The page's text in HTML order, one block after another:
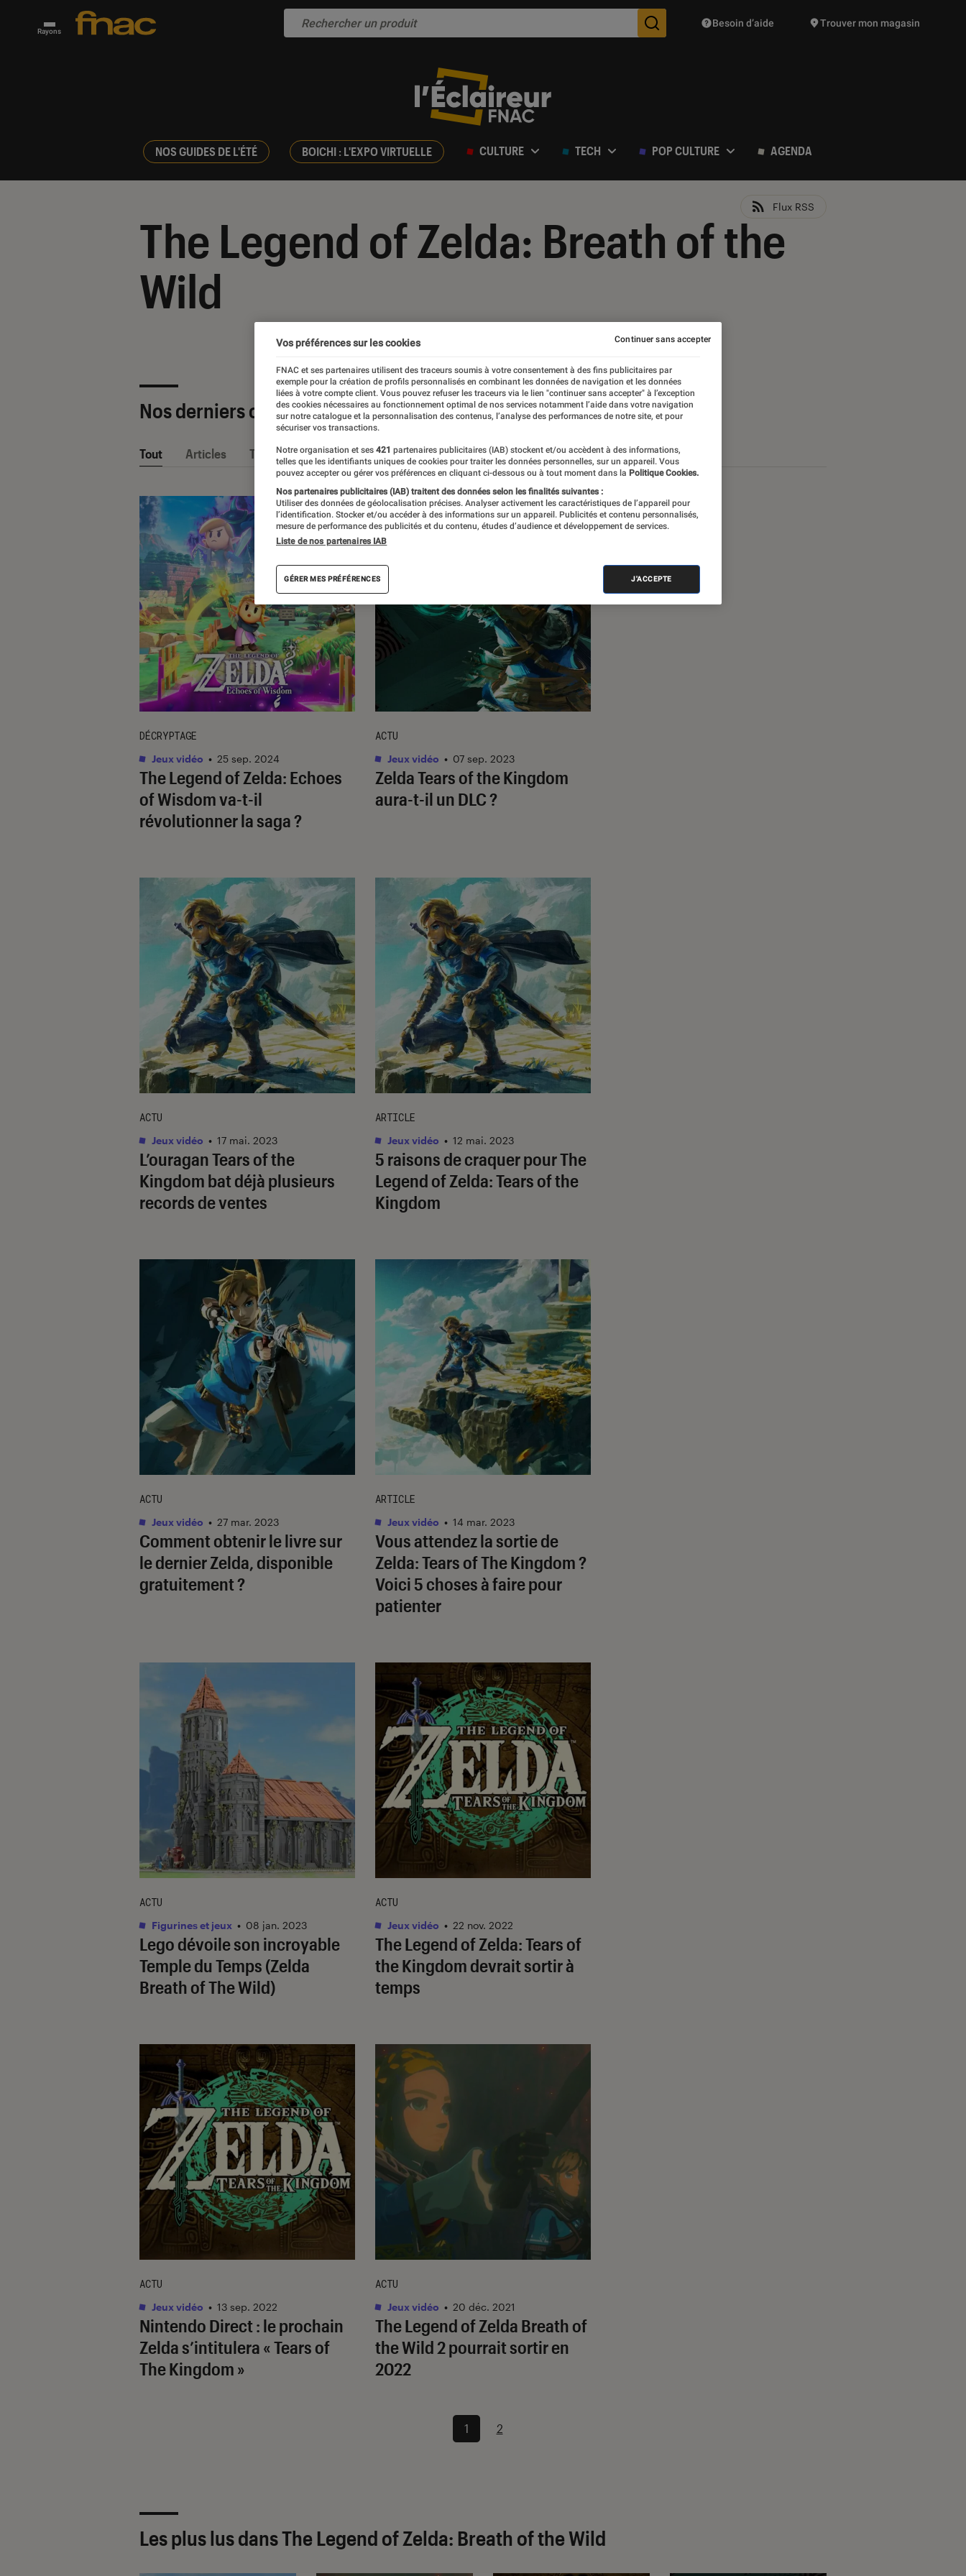
Rayons Des suggestions de produits vont vous être proposées
Besoin d’aide Trouver mon magasin
NOS GUIDES DE L'ÉTÉ BOICHI : L'EXPO VIRTUELLE CULTURE TECH POP CULTURE AGENDA
The Legend of Zelda: Breath of the
Wild
Flux RSS
Nos derniers contenus
Tout Articles Tests
The Legend of Zelda: Echoes
of Wisdomva-t-il
révolutionner la saga ?
DÉCRYPTAGE
Jeux vidéo • 25 sep. 2024
Zelda Tears of the Kingdom
aura-t-il un DLC ?
ACTU
Jeux vidéo • 07 sep. 2023
L’ouraganTears of the
Kingdom bat déjà plusieurs
records de ventes
ACTU
Jeux vidéo • 17 mai. 2023
5 raisons de craquer pourThe
Legend of Zelda: Tears of the
Kingdom
ARTICLE
Jeux vidéo • 12 mai. 2023
Comment obtenir le livre sur
le dernierZelda, disponible
gratuitement ?
ACTU
Jeux vidéo • 27 mar. 2023
Vous attendez la sortie de
Zelda: Tears of The Kingdom?
Voici 5 choses à faire pour
patienter
ARTICLE
Jeux vidéo • 14 mar. 2023
Lego dévoile son incroyable
Temple du Temps (Zelda
Breath of The Wild)
ACTU
Figurines et jeux • 08 jan. 2023
The Legend of Zelda: Tears of
the Kingdom devrait sortir à
temps
ACTU
Jeux vidéo • 22 nov. 2022
Nintendo Direct : le prochain
Zeldas’intitulera « Tears of
The Kingdom »
ACTU
Jeux vidéo • 13 sep. 2022
The Legend of Zelda Breath of
the Wild 2pourrait sortir en
2022
ACTU
Jeux vidéo • 20 déc. 2021
1 2
Les plus lus dans The Legend of Zelda: Breath of the Wild
Vos préférences sur les cookies
FNAC et ses partenaires utilisent des traceurs soumis à votre consentement à des fins publicitaires par
exemple pour la création de profils personnalisés en combinant les données de navigation et les données
liées à votre compte client. Vous pouvez refuser les traceurs via le lien "continuer sans accepter" à l’exception
des cookies nécessaires au fonctionnement optimal de nos services notamment l’aide dans votre navigation
sur notre catalogue et la personnalisation des contenus, l’analyse des performances de notre site, et pour
sécuriser vos transactions.
Notre organisation et ses 421 partenaires publicitaires (IAB) stockent et/ou accèdent à des informations,
telles que les identifiants uniques de cookies pour traiter les données personnelles, sur un appareil. Vous
pouvez accepter ou gérer vos préférences en cliquant ci-dessous ou à tout moment dans la Politique Cookies.
Nos partenaires publicitaires (IAB) traitent des données selon les finalités suivantes :
Utiliser des données de géolocalisation précises. Analyser activement les caractéristiques de l’appareil pour
l’identification. Stocker et/ou accéder à des informations sur un appareil. Publicités et contenu personnalisés,
mesure de performance des publicités et du contenu, études d’audience et développement de services.
Liste de nos partenaires IAB
GÉRER MES PRÉFÉRENCES J'ACCEPTE
Continuer sans accepter